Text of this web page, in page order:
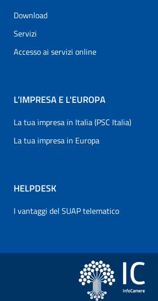
Download
Servizi
Accesso ai servizi online
L’IMPRESA E L'EUROPA
La tua impresa in Italia (PSC Italia)
La tua impresa in Europa
HELPDESK
I vantaggi del SUAP telematico